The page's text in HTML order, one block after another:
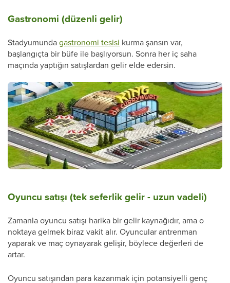
Gastronomi (düzenli gelir)
Stadyumundagastronomi tesisi kurma şansın var,
başlangıçta bir büfe ile başlıyorsun. Sonra her iç saha
maçında yaptığın satışlardan gelir elde edersin.
Oyuncu satışı (tek seferlik gelir - uzun vadeli)
Zamanla oyuncu satışı harika bir gelir kaynağıdır, ama o
noktaya gelmek biraz vakit alır. Oyuncular antrenman
yaparak ve maç oynayarak gelişir, böylece değerleri de
artar.
Oyuncu satışından para kazanmak için potansiyelli genç